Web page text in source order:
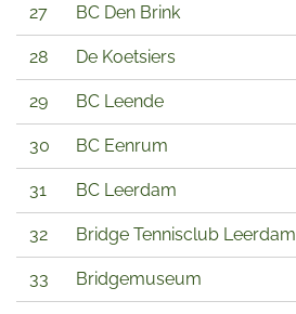
27 BC Den Brink
28 De Koetsiers
29 BC Leende
30 BC Eenrum
31 BC Leerdam
32 Bridge Tennisclub Leerdam
33 Bridgemuseum